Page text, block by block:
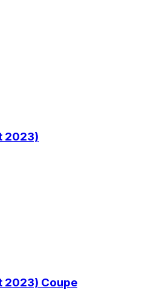
2023)
2023) Coupe